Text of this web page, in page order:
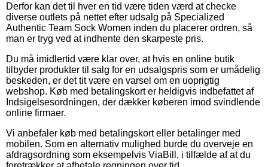
Derfor kan det til hver en tid være tiden værd at checke
diverse outlets på nettet efter udsalg på Specialized
Authentic Team Sock Women inden du placerer ordren, så
man er tryg ved at indhente den skarpeste pris.
Du må imidlertid være klar over, at hvis en online butik
tilbyder produkter til salg for en udsalgspris som er umådelig
beskeden, er det tit være en varsel om en uoprigtig
webshop. Køb med betalingskort er heldigvis indbefattet af
Indsigelsesordningen, der dækker køberen imod svindlende
online firmaer.
Vi anbefaler køb med betalingskort eller betalinger med
mobilen. Som en alternativ mulighed burde du overveje en
afdragsordning som eksempelvis ViaBill, i tilfælde af at du